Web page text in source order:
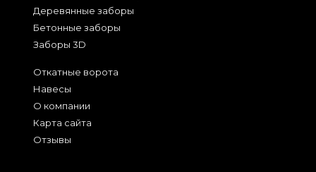
Деревянные заборы
Бетонные заборы
Заборы 3D
Откатные ворота
Навесы
О компании
Карта сайта
Отзывы